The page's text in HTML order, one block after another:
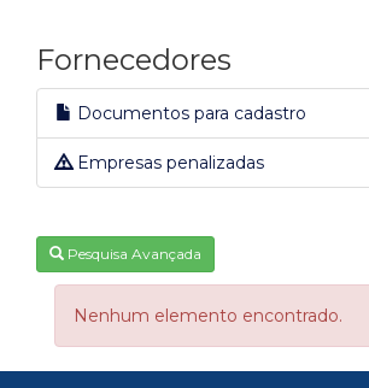
Fornecedores
Documentos para cadastro
Empresas penalizadas
Pesquisa Avançada
Nenhum elemento encontrado.